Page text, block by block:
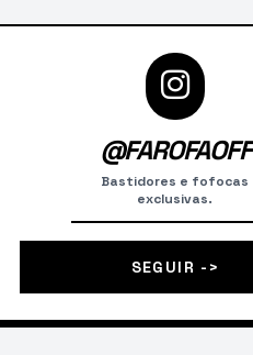
@FAROFAOFF
Bastidores e fofocas
exclusivas.
SEGUIR ->